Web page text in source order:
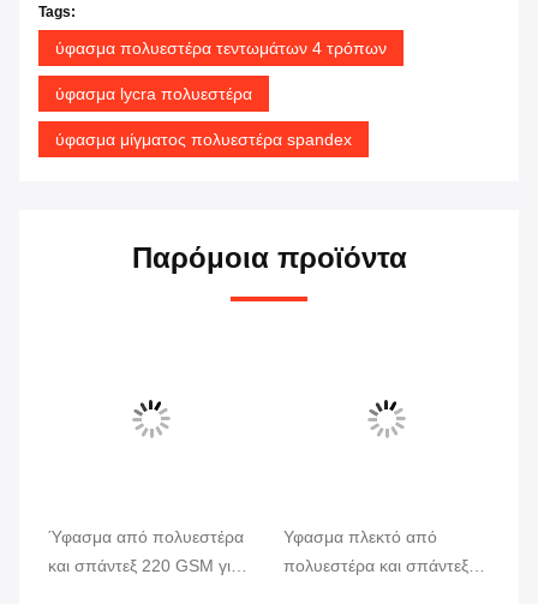
Tags:
ύφασμα πολυεστέρα τεντωμάτων 4 τρόπων
ύφασμα lycra πολυεστέρα
ύφασμα μίγματος πολυεστέρα spandex
Παρόμοια προϊόντα
Ύφασμα από πολυεστέρα
και σπάντεξ 220 GSM για
Υφασμα πλεκτό από
πολυεστέρα και σπάντεξ